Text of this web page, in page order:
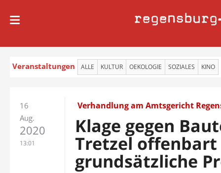
regensburg
Veranstaltungen ALLE KULTUR OEKOLOGIE SOZIALES KINO
16
Aug.
2020
13:01
Verhandlung am Amtsgericht
Klage gegen
Tretzel offenbart
grundsätzliche